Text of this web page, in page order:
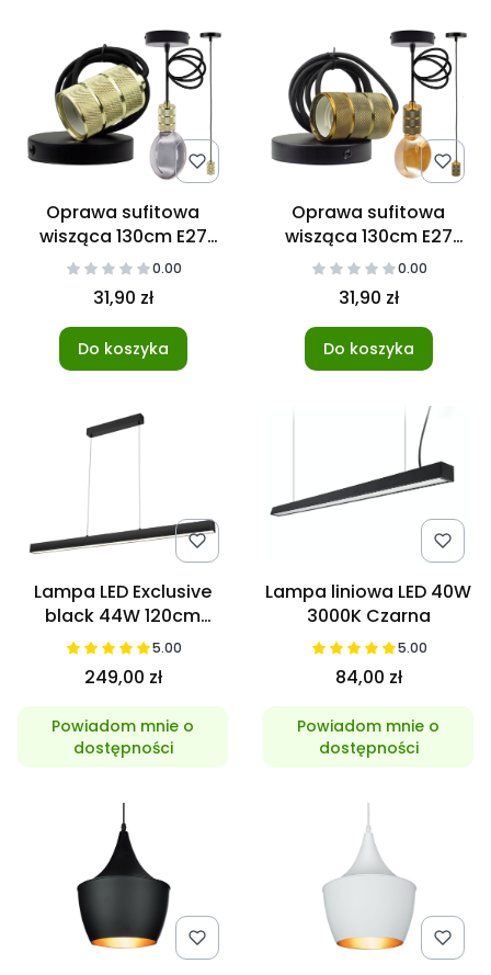
Oprawa sufitowa
wisząca 130cm E27
Złoto 0.00
31,90 zł
Do koszyka
Oprawa sufitowa
wisząca 130cm E27
Żółta miedź
0.00
31,90 zł
Do koszyka
Lampa LED Exclusive
black 44W 120cm
4000K5.00
249,00 zł
Powiadom mnie o
dostępności
Lampa liniowa LED 40W
3000K Czarna
5.00
84,00 zł
Powiadom mnie o
dostępności